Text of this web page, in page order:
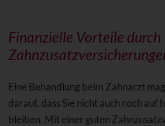
Finanzielle Vorteile durch
Eine Behandlung beim Zahnarzt
darauf, dass Sie nicht auch noch auf
bleiben. Mit einer guten